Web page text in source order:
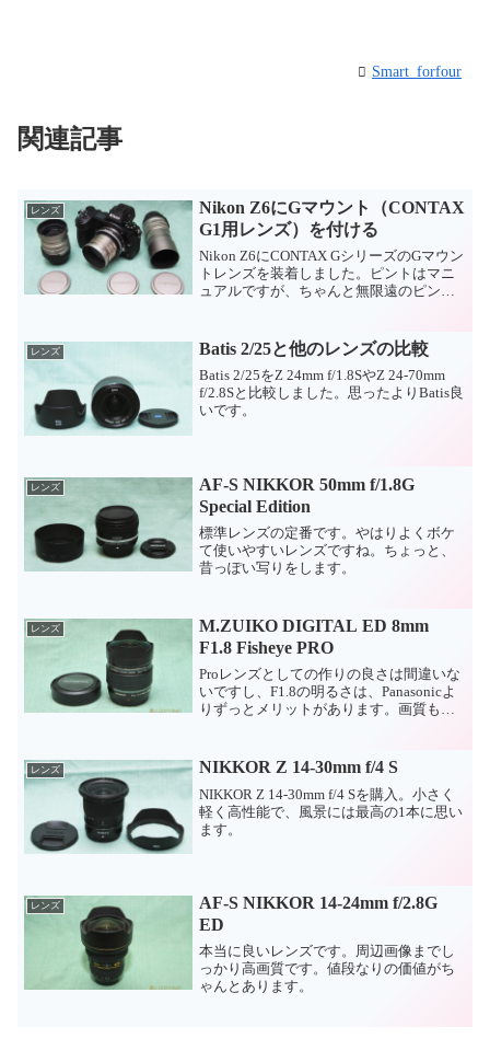
Smart_forfour
関連記事
レンズ
Nikon Z6にGマウント（CONTAX
G1用レンズ）を付ける
Nikon Z6にCONTAX GシリーズのGマウン
トレンズを装着しました。ピントはマニ
ュアルですが、ちゃんと無限遠のピント
レンズ Batis 2/25と他のレンズの比較
Batis 2/25をZ 24mm f/1.8SやZ 24-70mm
f/2.8Sと比較しました。思ったよりBatis良
いです。
レンズ
AF-S NIKKOR 50mm f/1.8G
Special Edition
標準レンズの定番です。やはりよくボケ
て使いやすいレンズですね。ちょっと、
昔っぽい写りをします。
レンズ
M.ZUIKO DIGITAL ED 8mm
F1.8 Fisheye PRO
Proレンズとしての作りの良さは間違いな
いですし、F1.8の明るさは、Panasonicよ
りずっとメリットがあります。画質も良
レンズ NIKKOR Z 14-30mm f/4 S
NIKKOR Z 14-30mm f/4 Sを購入。小さく
軽く高性能で、風景には最高の1本に思い
ます。
レンズ
AF-S NIKKOR 14-24mm f/2.8G
ED
本当に良いレンズです。周辺画像までし
っかり高画質です。値段なりの価値がち
ゃんとあります。